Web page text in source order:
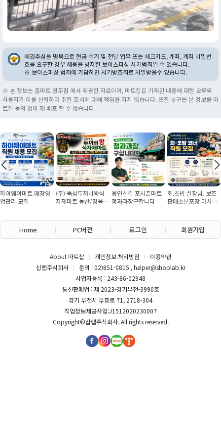
채권추심을 명목으로 현금 수거 및 전달 업무 또는 체크카드, 계좌, 계좌 비밀번
호를 요구할 경우 채용을 빙자한 보이스피싱 사기범죄일 수 있습니다.
※ 보이스피싱 범죄에 가담하면 사기방조죄로 처벌받을수 있습니다.
※ 본 정보는 홈마트 청주점 에서 제공한 자료이며, 마트잡은 기재된 내용에 대한 오류와
사용자가 이를 신뢰하여 취한 조치에 대해 책임을 지지 않습니다. 또한 누구든 본 정보를 마
트잡 동의 없이 재 배포 할 수 없습니다.
하이웨이마트 매장영
업관리 모집
(주) 뚝섬두꺼비왕식
자재마트 농산/졍육/
용인신갈 포시즌마트
청과과장구합니다
회.초밥 실장님. 보조
판매소분포장 여사님
Home PC버전 로그인 회원가입
About 마트잡 개인정보 처리방침
이용약관
샵랩주식회사
문의 : 02)851-0815 , helper@shoplab.kr
사업자등록 : 243-86-02948
통신판매업 : 제 2023-경기부천-3990호
경기 부천시 부흥로 71, 2718-304
직업정보제공사업:J1512020230007
Copyright©샵랩주식회사. All rights reserved.